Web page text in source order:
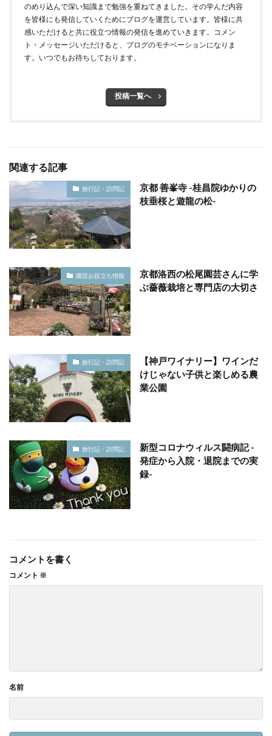
のめり込んで深い知識まで勉強を重ねてきました。その学んだ内容
を皆様にも発信していくためにブログを運営しています。皆様に共
感いただけると共に役立つ情報の発信を進めていきます。コメン
ト・メッセージいただけると、ブログのモチベーションになりま
す。いつでもお待ちしております。
投稿一覧へ
関連する記事
旅行記・訪問記
京都 善峯寺 -桂昌院ゆかりの
枝垂桜と遊龍の松-
園芸お役立ち情報
京都洛西の松尾園芸さんに学
ぶ薔薇栽培と専門店の大切さ
旅行記・訪問記
【神戸ワイナリー】ワインだ
けじゃない子供と楽しめる農
業公園
旅行記・訪問記
新型コロナウィルス闘病記 -
発症から入院・退院までの実
録-
コメントを書く
コメント ※
名前